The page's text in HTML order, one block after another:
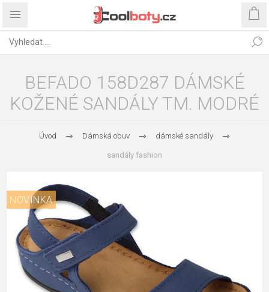
BEFADO 158D287 DÁMSKÉ
KOŽENÉ SANDÁLY TM. MODRÉ
Úvod Dámská obuv dámské sandály
sandály fashion
NOVINKA